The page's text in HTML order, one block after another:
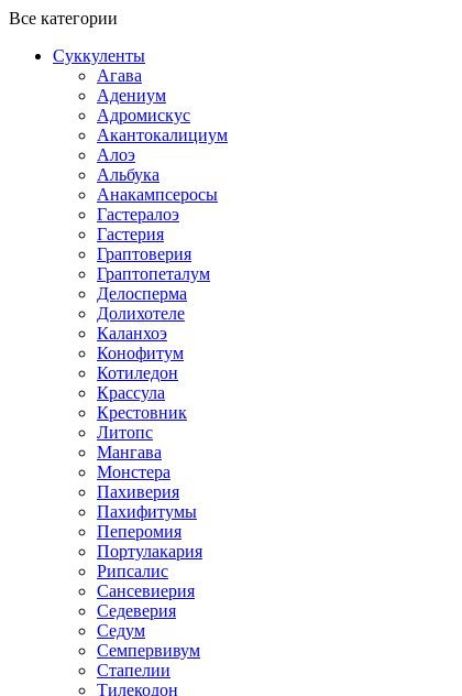
Все категории
Суккуленты
Агава
Адениум
Адромискус
Акантокалициум
Алоэ
Альбука
Анакампсеросы
Гастералоэ
Гастерия
Граптоверия
Граптопеталум
Делосперма
Долихотеле
Каланхоэ
Конофитум
Котиледон
Крассула
Крестовник
Литопс
Мангава
Монстера
Пахиверия
Пахифитумы
Пеперомия
Портулакария
Рипсалис
Сансевиерия
Седеверия
Седум
Семпервивум
Стапелии
Тилекодон